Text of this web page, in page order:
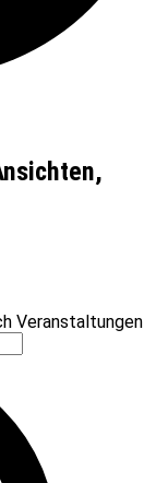
Veranstaltungen